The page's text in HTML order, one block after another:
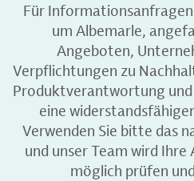
Für
um Albemarle,
Angeboten,
Verpflichtungen zu
Produktverantwortung
eine
Verwenden Sie bitte das
und unser Team wird Ihre
möglich prüfen